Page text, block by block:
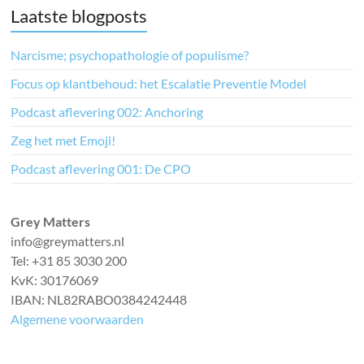
Laatste blogposts
Narcisme; psychopathologie of populisme?
Focus op klantbehoud: het Escalatie Preventie Model
Podcast aflevering 002: Anchoring
Zeg het met Emoji!
Podcast aflevering 001: De CPO
Grey Matters
info@greymatters.nl
Tel: +31 85 3030 200
KvK: 30176069
IBAN: NL82RABO0384242448
Algemene voorwaarden